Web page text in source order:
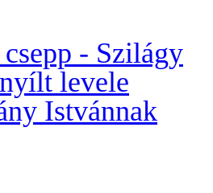
- Szilágy
levele
Istvánnak